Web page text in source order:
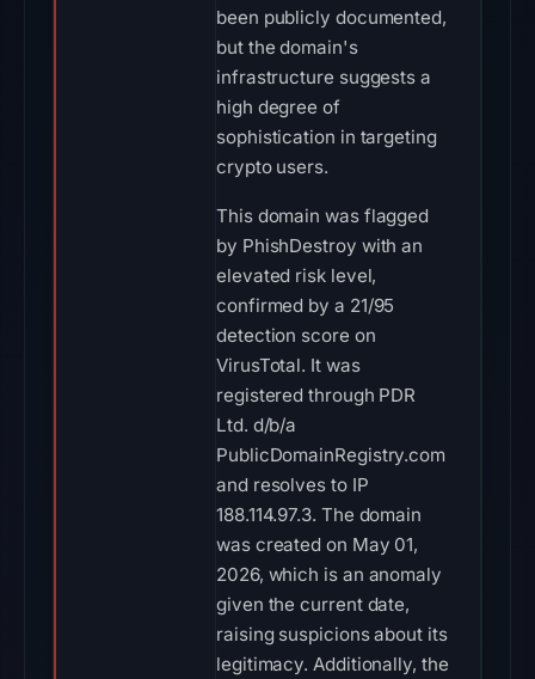
been publicly documented,
but the domain's
infrastructure suggests a
high degree of
sophistication in targeting
crypto users.
This domain was flagged
by PhishDestroy with an
elevated risk level,
confirmed by a 21/95
detection score on
VirusTotal. It was
registered through PDR
Ltd. d/b/a
PublicDomainRegistry.com
and resolves to IP
188.114.97.3. The domain
was created on May 01,
2026, which is an anomaly
given the current date,
raising suspicions about its
legitimacy. Additionally, the